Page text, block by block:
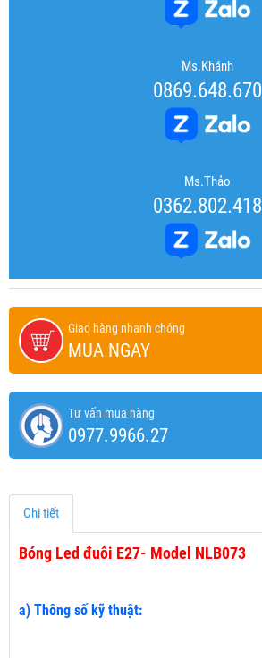
Ms.Khánh
0869.648.670
Ms.Thảo
0362.802.418
Giao hàng nhanh chóng
MUA NGAY
Tư vấn mua hàng
0977.9966.27
Chi tiết
Bóng Led đuôi E27- Model NLB073
a) Thông số kỹ thuật: